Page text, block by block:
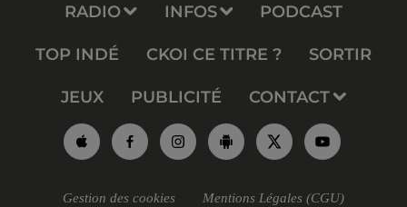
RADIO INFOS PODCAST
TOP INDÉ CKOI CE TITRE ? SORTIR
JEUX PUBLICITÉ CONTACT
Gestion des cookies Mentions Légales (CGU)